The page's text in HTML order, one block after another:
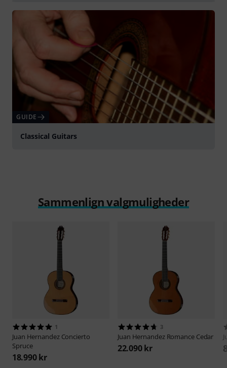
GUIDE
Classical Guitars
Sammenlign valgmuligheder
1
Juan Hernandez Concierto
Spruce
18.990 kr
3
Juan Hernandez Romance Cedar
22.090 kr